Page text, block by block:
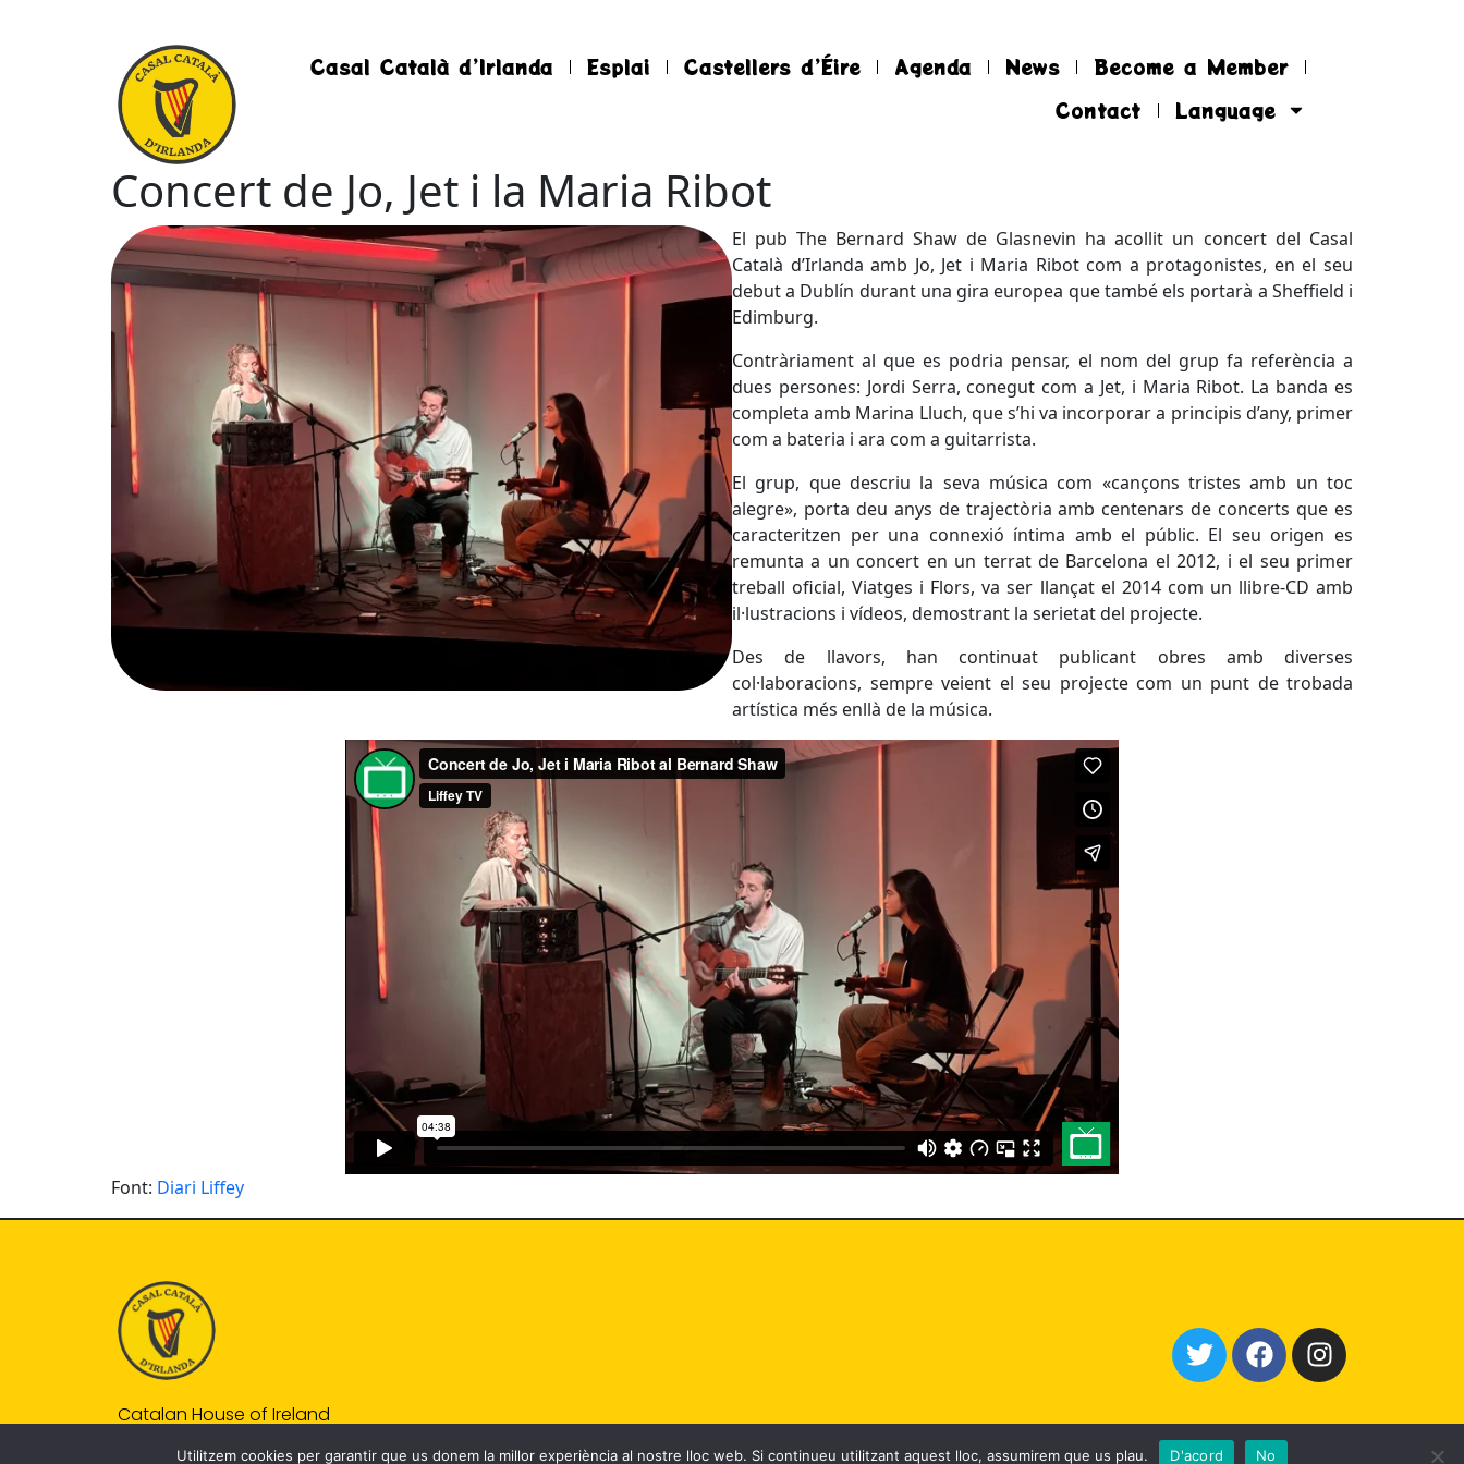
Casal Català d’Irlanda Esplai Castellers d’Éire Agenda News
Become a Member
Contact
Language
Concert de Jo, Jet i la Maria Ribot
El pub The Bernard Shaw de Glasnevin ha acollit un concert del Casal
Català d’Irlanda amb Jo, Jet i Maria Ribot com a protagonistes, en el seu
debut a Dublín durant una gira europea que també els portarà a Sheffield i
Edimburg.
Contràriament al que es podria pensar, el nom del grup fa referència a
dues persones: Jordi Serra, conegut com a Jet, i Maria Ribot. La banda es
completa amb Marina Lluch, que s’hi va incorporar a principis d’any, primer
com a bateria i ara com a guitarrista.
El grup, que descriu la seva música com «cançons tristes amb un toc
alegre», porta deu anys de trajectòria amb centenars de concerts que es
caracteritzen per una connexió íntima amb el públic. El seu origen es
remunta a un concert en un terrat de Barcelona el 2012, i el seu primer
treball oficial, Viatges i Flors, va ser llançat el 2014 com un llibre-CD amb
il·lustracions i vídeos, demostrant la serietat del projecte.
Des de llavors, han continuat publicant obres amb diverses
col·laboracions, sempre veient el seu projecte com un punt de trobada
artística més enllà de la música.
Font: Diari Liffey
Catalan House of Ireland
Utilitzem cookies per garantir que us donem la millor experiència al nostre lloc web. Si continueu utilitzant aquest lloc, assumirem que us plau. D'acord No